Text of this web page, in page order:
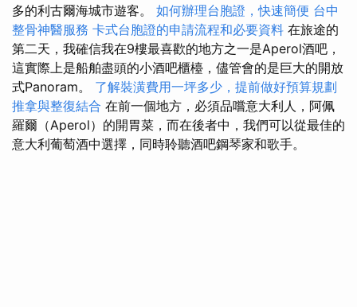
多的利古爾海城市遊客。 如何辦理台胞證，快速簡便 台中
整骨神醫服務 卡式台胞證的申請流程和必要資料 在旅途的
第二天，我確信我在9樓最喜歡的地方之一是Aperol酒吧，
這實際上是船舶盡頭的小酒吧櫃檯，儘管會的是巨大的開放
式Panoram。 了解裝潢費用一坪多少，提前做好預算規劃
推拿與整復結合 在前一個地方，必須品嚐意大利人，阿佩
羅爾（Aperol）的開胃菜，而在後者中，我們可以從最佳的
意大利葡萄酒中選擇，同時聆聽酒吧鋼琴家和歌手。